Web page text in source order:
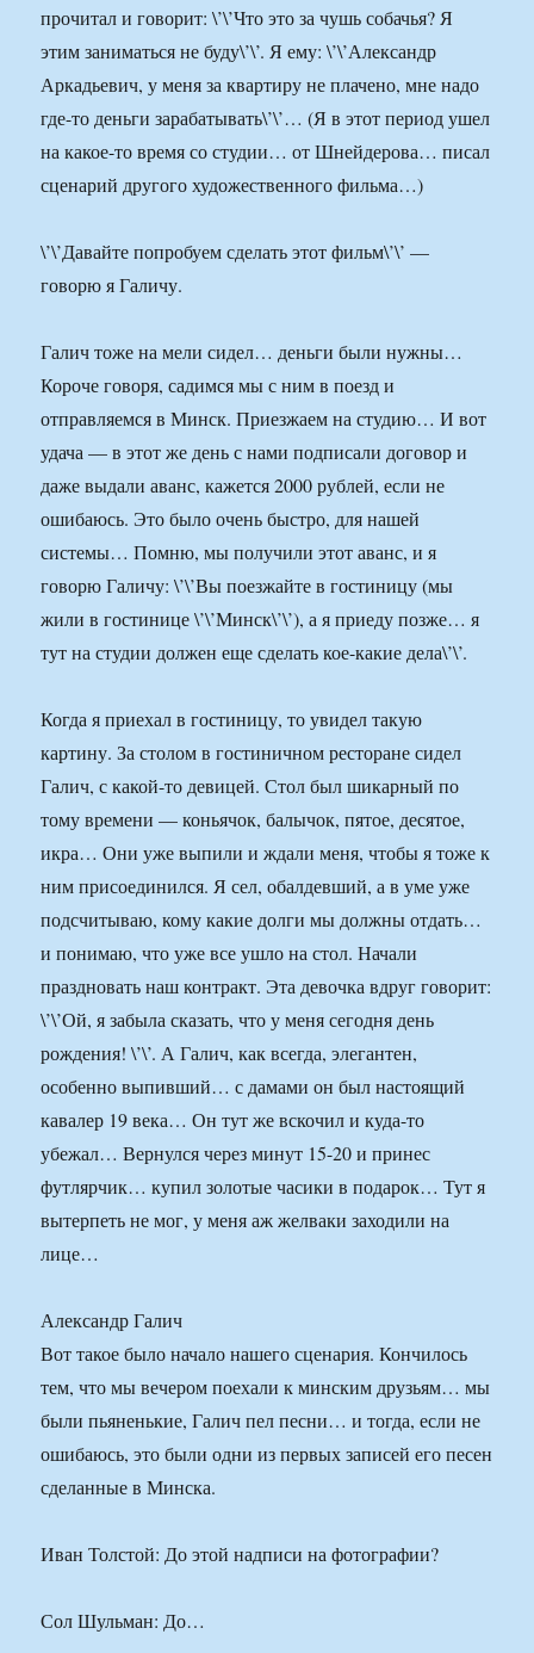
прочитал и говорит: \’\’Что это за чушь собачья? Я
этим заниматься не буду\’\’. Я ему: \’\’Александр
Аркадьевич, у меня за квартиру не плачено, мне надо
где-то деньги зарабатывать\’\’… (Я в этот период ушел
на какое-то время со студии… от Шнейдерова… писал
сценарий другого художественного фильма…)
\’\’Давайте попробуем сделать этот фильм\’\’ —
говорю я Галичу.
Галич тоже на мели сидел… деньги были нужны…
Короче говоря, садимся мы с ним в поезд и
отправляемся в Минск. Приезжаем на студию… И вот
удача — в этот же день с нами подписали договор и
даже выдали аванс, кажется 2000 рублей, если не
ошибаюсь. Это было очень быстро, для нашей
системы… Помню, мы получили этот аванс, и я
говорю Галичу: \’\’Вы поезжайте в гостиницу (мы
жили в гостинице \’\’Минск\’\’), а я приеду позже… я
тут на студии должен еще сделать кое-какие дела\’\’.
Когда я приехал в гостиницу, то увидел такую
картину. За столом в гостиничном ресторане сидел
Галич, с какой-то девицей. Стол был шикарный по
тому времени — коньячок, балычок, пятое, десятое,
икра… Они уже выпили и ждали меня, чтобы я тоже к
ним присоединился. Я сел, обалдевший, а в уме уже
подсчитываю, кому какие долги мы должны отдать…
и понимаю, что уже все ушло на стол. Начали
праздновать наш контракт. Эта девочка вдруг говорит:
\’\’Ой, я забыла сказать, что у меня сегодня день
рождения! \’\’. А Галич, как всегда, элегантен,
особенно выпивший… с дамами он был настоящий
кавалер 19 века… Он тут же вскочил и куда-то
убежал… Вернулся через минут 15-20 и принес
футлярчик… купил золотые часики в подарок… Тут я
вытерпеть не мог, у меня аж желваки заходили на
лице…
Александр Галич
​​Вот такое было начало нашего сценария. Кончилось
тем, что мы вечером поехали к минским друзьям… мы
были пьяненькие, Галич пел песни… и тогда, если не
ошибаюсь, это были одни из первых записей его песен
сделанные в Минска.
Иван Толстой: До этой надписи на фотографии?
Сол Шульман: До…